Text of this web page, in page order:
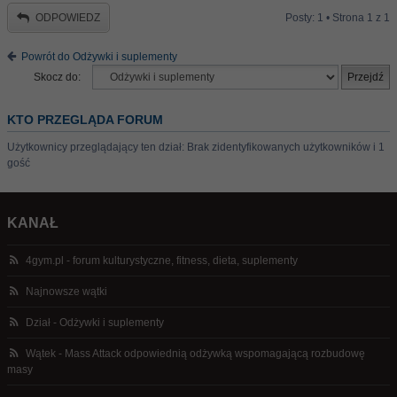
ODPOWIEDZ Posty: 1 • Strona 1 z 1
Powrót do Odżywki i suplementy
Skocz do:
KTO PRZEGLĄDA FORUM
Użytkownicy przeglądający ten dział: Brak zidentyfikowanych użytkowników i 1
gość
KANAŁ
4gym.pl - forum kulturystyczne, fitness, dieta, suplementy
Najnowsze wątki
Dział - Odżywki i suplementy
Wątek - Mass Attack odpowiednią odżywką wspomagającą rozbudowę
masy